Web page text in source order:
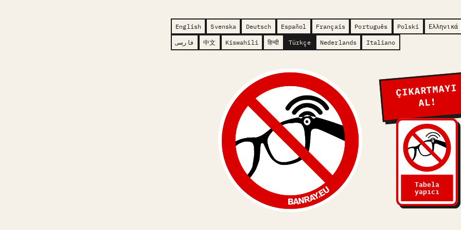
English Svenska Deutsch Español Français Português Polski Ελληνικά
فارسی 中文 Kiswahili हिन्दी Türkçe Nederlands Italiano
ÇIKARTMAYI
AL!
Tabela
yapıcı